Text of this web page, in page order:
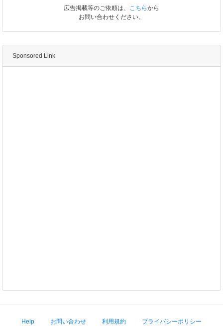
広告掲載等のご依頼は、 こちらから
お問い合わせください。
Sponsored Link
Help お問い合わせ 利用規約 プライバシーポリシー